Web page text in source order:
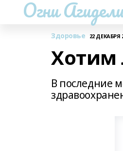
Огни
Здоровье 22 ДЕКАБРЯ
Хотим
В последние